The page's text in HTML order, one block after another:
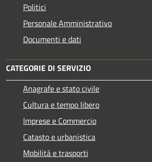
Politici
Personale Amministrativo
Documenti e dati
CATEGORIE DI SERVIZIO
Anagrafe e stato civile
Cultura e tempo libero
Imprese e Commercio
Catasto e urbanistica
Mobilità e trasporti